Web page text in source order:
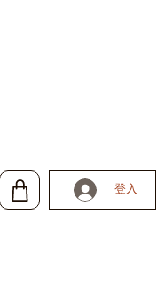
登入